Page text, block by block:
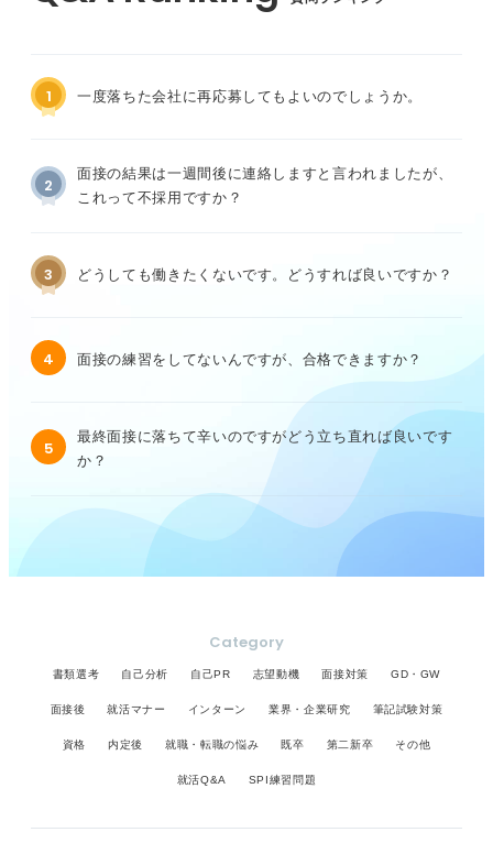
1 一度落ちた会社に再応募してもよいのでしょうか。
2
面接の結果は一週間後に連絡しますと言われましたが、
これって不採用ですか？
3 どうしても働きたくないです。どうすれば良いですか？
4 面接の練習をしてないんですが、合格できますか？
5
最終面接に落ちて辛いのですがどう立ち直れば良いです
か？
Category
書類選考 自己分析 自己PR 志望動機 面接対策 GD・GW
面接後 就活マナー インターン 業界・企業研究 筆記試験対策
資格 内定後 就職・転職の悩み 既卒 第二新卒 その他
就活Q&A SPI練習問題